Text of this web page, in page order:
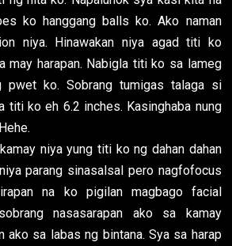
ko hanggang balls ko. Ako naman
niya. Hinawakan niya agad titi ko
may harapan. Nabigla titi ko sa lameg
pwet ko. Sobrang tumigas talaga si
titi ko eh 6.2 inches. Kasinghaba nung
niya yung titi ko ng dahan dahan
parang sinasalsal pero nagfofocus
na ko pigilan magbago facial
nasasarapan ako sa kamay
ako sa labas ng bintana. Sya sa harap